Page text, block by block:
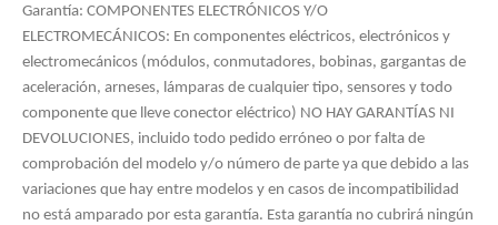
Garantía: COMPONENTES ELECTRÓNICOS Y/O
ELECTROMECÁNICOS: En componentes eléctricos, electrónicos y
electromecánicos (módulos, conmutadores, bobinas, gargantas de
aceleración, arneses, lámparas de cualquier tipo, sensores y todo
componente que lleve conector eléctrico) NO HAY GARANTÍAS NI
DEVOLUCIONES, incluido todo pedido erróneo o por falta de
comprobación del modelo y/o número de parte ya que debido a las
variaciones que hay entre modelos y en casos de incompatibilidad
no está amparado por esta garantía. Esta garantía no cubrirá ningún